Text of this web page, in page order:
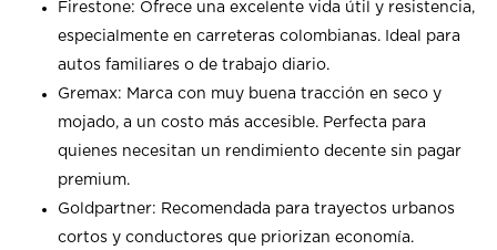
Firestone: Ofrece una excelente vida útil y resistencia,
especialmente en carreteras colombianas. Ideal para
autos familiares o de trabajo diario.
Gremax: Marca con muy buena tracción en seco y
mojado, a un costo más accesible. Perfecta para
quienes necesitan un rendimiento decente sin pagar
premium.
Goldpartner: Recomendada para trayectos urbanos
cortos y conductores que priorizan economía.